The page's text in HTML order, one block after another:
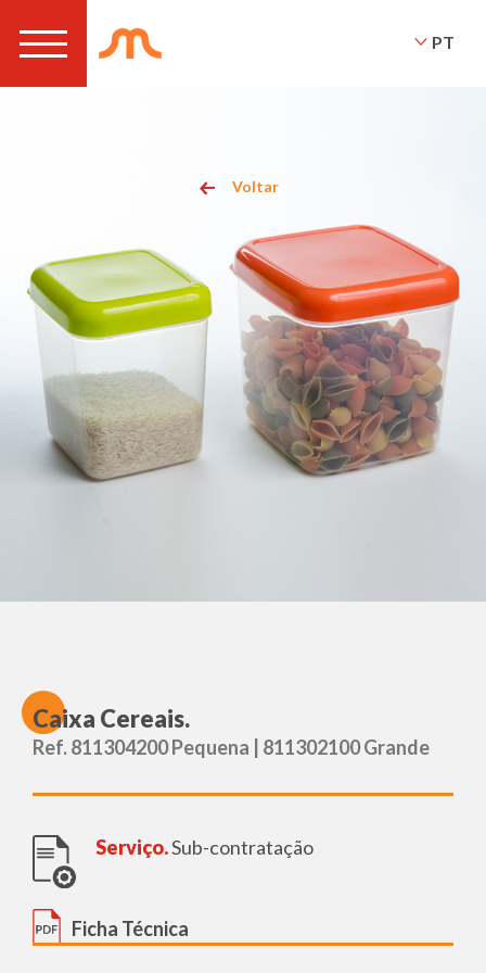
PT
Caixa Cereais.
Ref. 811304200 Pequena | 811302100 Grande
Serviço.Sub-contratação
Ficha Técnica